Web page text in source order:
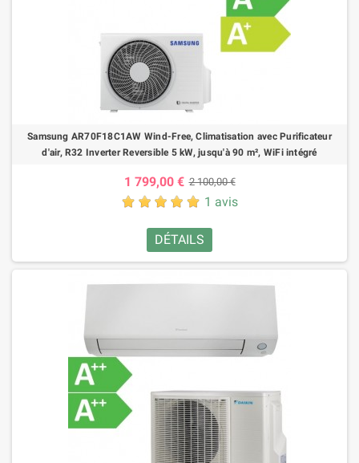
Samsung AR70F18C1AW Wind-Free, Climatisation avec Purificateur
d'air, R32 Inverter Reversible 5 kW, jusqu'à 90 m², WiFi intégré
1 799,00 € 2 100,00 €
1 avis
DÉTAILS